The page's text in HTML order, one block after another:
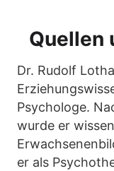
Quellen
Dr. Rudolf
Psychologe.
wurde er
er als